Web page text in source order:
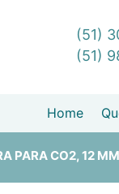
(51)
(51)
Home
PARA CO2, 12